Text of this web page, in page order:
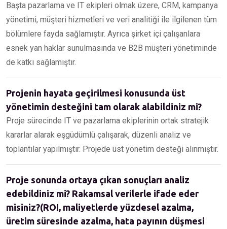
Başta pazarlama ve IT ekipleri olmak üzere, CRM, kampanya
yönetimi, müşteri hizmetleri ve veri analitiği ile ilgilenen tüm
bölümlere fayda sağlamıştır. Ayrıca şirket içi çalışanlara
esnek yan haklar sunulmasında ve B2B müşteri yönetiminde
de katkı sağlamıştır.
Projenin hayata geçirilmesi konusunda üst
yönetimin desteğini tam olarak alabildiniz mi?
Proje sürecinde IT ve pazarlama ekiplerinin ortak stratejik
kararlar alarak eşgüdümlü çalışarak, düzenli analiz ve
toplantılar yapılmıştır. Projede üst yönetim desteği alınmıştır.
Proje sonunda ortaya çıkan sonuçları analiz
edebildiniz mi? Rakamsal verilerle ifade eder
misiniz?(ROI, maliyetlerde yüzdesel azalma,
üretim süresinde azalma, hata payının düşmesi